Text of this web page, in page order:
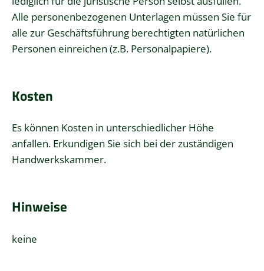
Alle personenbezogenen Unterlagen müssen Sie für
alle zur Geschäftsführung berechtigten natürlichen
Personen einreichen (z.B. Personalpapiere).
Kosten
Es können Kosten in unterschiedlicher Höhe
anfallen. Erkundigen Sie sich bei der zuständigen
Handwerkskammer.
Hinweise
keine